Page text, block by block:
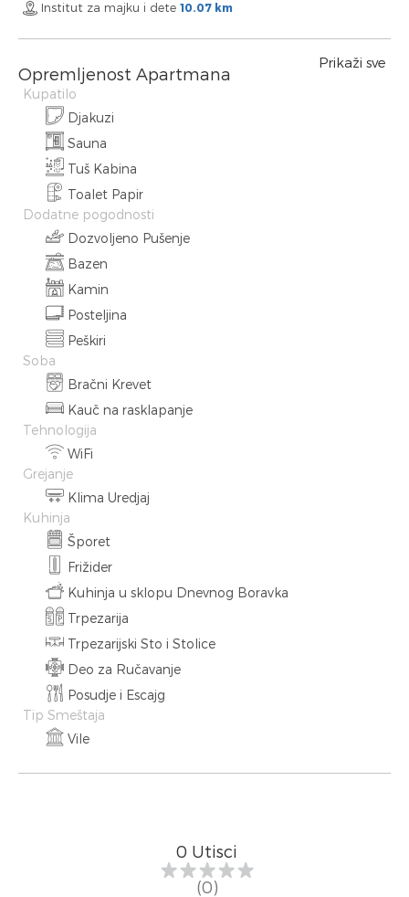
Institut za majku i dete 10.07 km
Opremljenost Apartmana
Prikaži sve
Kupatilo
Djakuzi
Sauna
Tuš Kabina
Toalet Papir
Dodatne pogodnosti
Dozvoljeno Pušenje
Bazen
Kamin
Posteljina
Peškiri
Soba
Bračni Krevet
Kauč na rasklapanje
Tehnologija
WiFi
Grejanje
Klima Uredjaj
Kuhinja
Šporet
Frižider
Kuhinja u sklopu Dnevnog Boravka
Trpezarija
Trpezarijski Sto i Stolice
Deo za Ručavanje
Posudje i Escajg
Tip Smeštaja
Vile
0 Utisci
(0)